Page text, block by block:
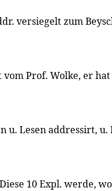
versiegelt zum
Prof. Wolke, er
u. Lesen addressirt,
10 Expl. werde,